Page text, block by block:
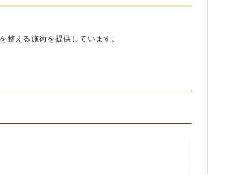
整える施術を提供しています。